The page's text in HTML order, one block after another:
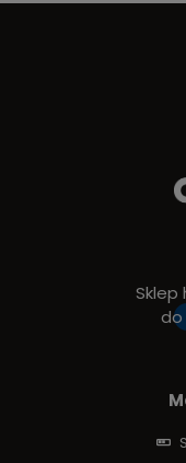
Sklep
do